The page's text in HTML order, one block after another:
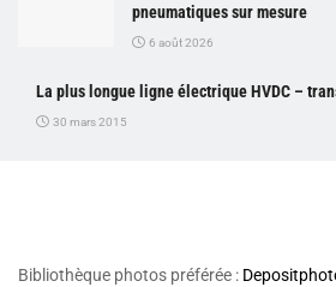
pneumatiques sur mesure
6 août 2026
La plus longue ligne électrique HVDC –
30 mars 2015
Bibliothèque photos préférée :